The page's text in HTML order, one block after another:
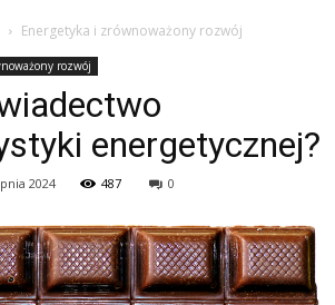
Energetyka i zrównoważony rozwój
rozwój
energetycznej?
2024 487 0